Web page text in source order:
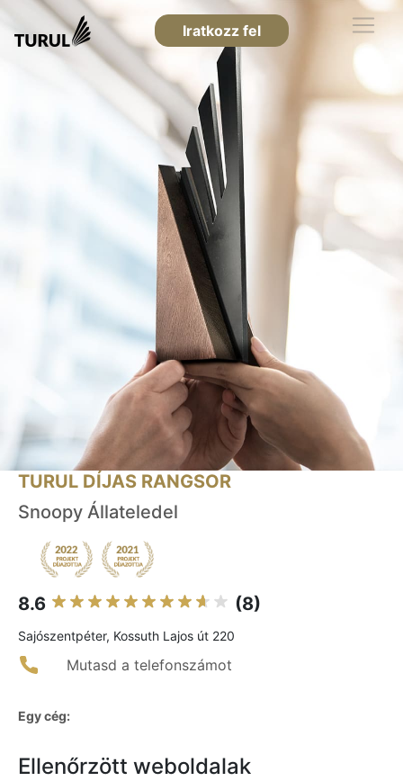
Iratkozz fel
TURUL DÍJAS RANGSOR
Snoopy Állateledel
8.6 (8)
Sajószentpéter, Kossuth Lajos út 220
Mutasd a telefonszámot
Egy cég:
Ellenőrzött weboldalak